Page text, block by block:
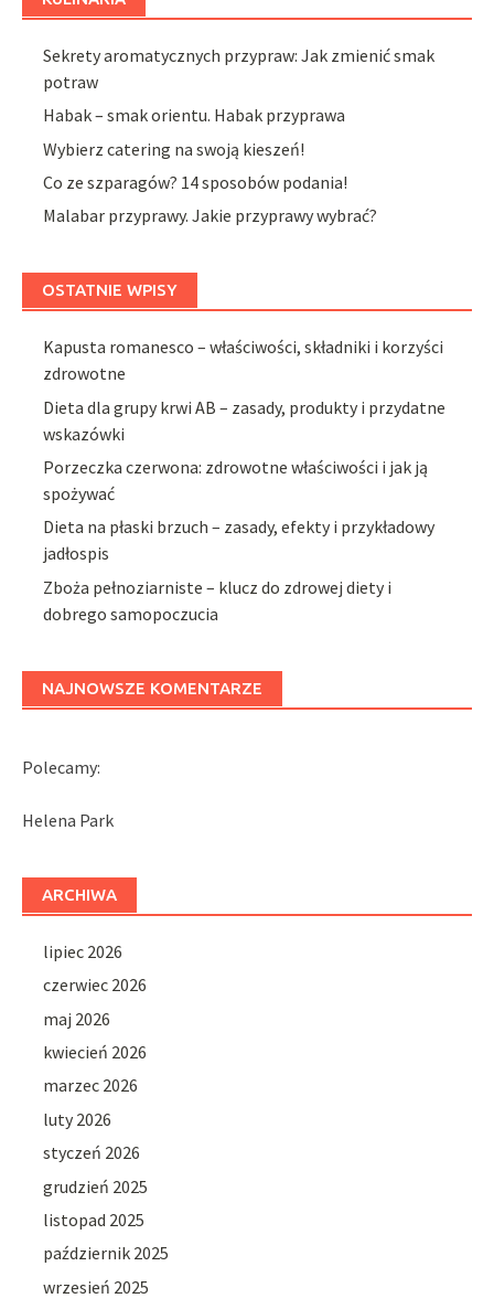
Sekrety aromatycznych przypraw: Jak zmienić smak
potraw
Habak – smak orientu. Habak przyprawa
Wybierz catering na swoją kieszeń!
Co ze szparagów? 14 sposobów podania!
Malabar przyprawy. Jakie przyprawy wybrać?
OSTATNIE WPISY
Kapusta romanesco – właściwości, składniki i korzyści
zdrowotne
Dieta dla grupy krwi AB – zasady, produkty i przydatne
wskazówki
Porzeczka czerwona: zdrowotne właściwości i jak ją
spożywać
Dieta na płaski brzuch – zasady, efekty i przykładowy
jadłospis
Zboża pełnoziarniste – klucz do zdrowej diety i
dobrego samopoczucia
NAJNOWSZE KOMENTARZE
Polecamy:
Helena Park
ARCHIWA
lipiec 2026
czerwiec 2026
maj 2026
kwiecień 2026
marzec 2026
luty 2026
styczeń 2026
grudzień 2025
listopad 2025
październik 2025
wrzesień 2025